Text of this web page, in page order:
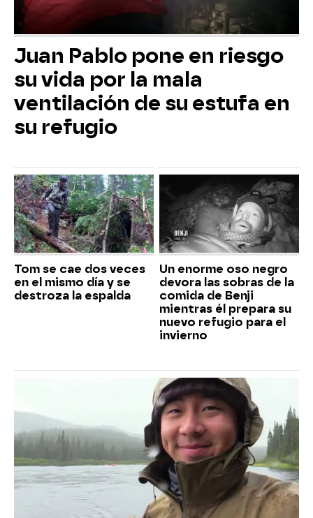
Juan Pablo pone en riesgo
su vida por la mala
ventilación de su estufa en
su refugio
Tom se cae dos veces
en el mismo día y se
destroza la espalda
Un enorme oso negro
devora las sobras de la
comida de Benji
mientras él prepara su
nuevo refugio para el
invierno